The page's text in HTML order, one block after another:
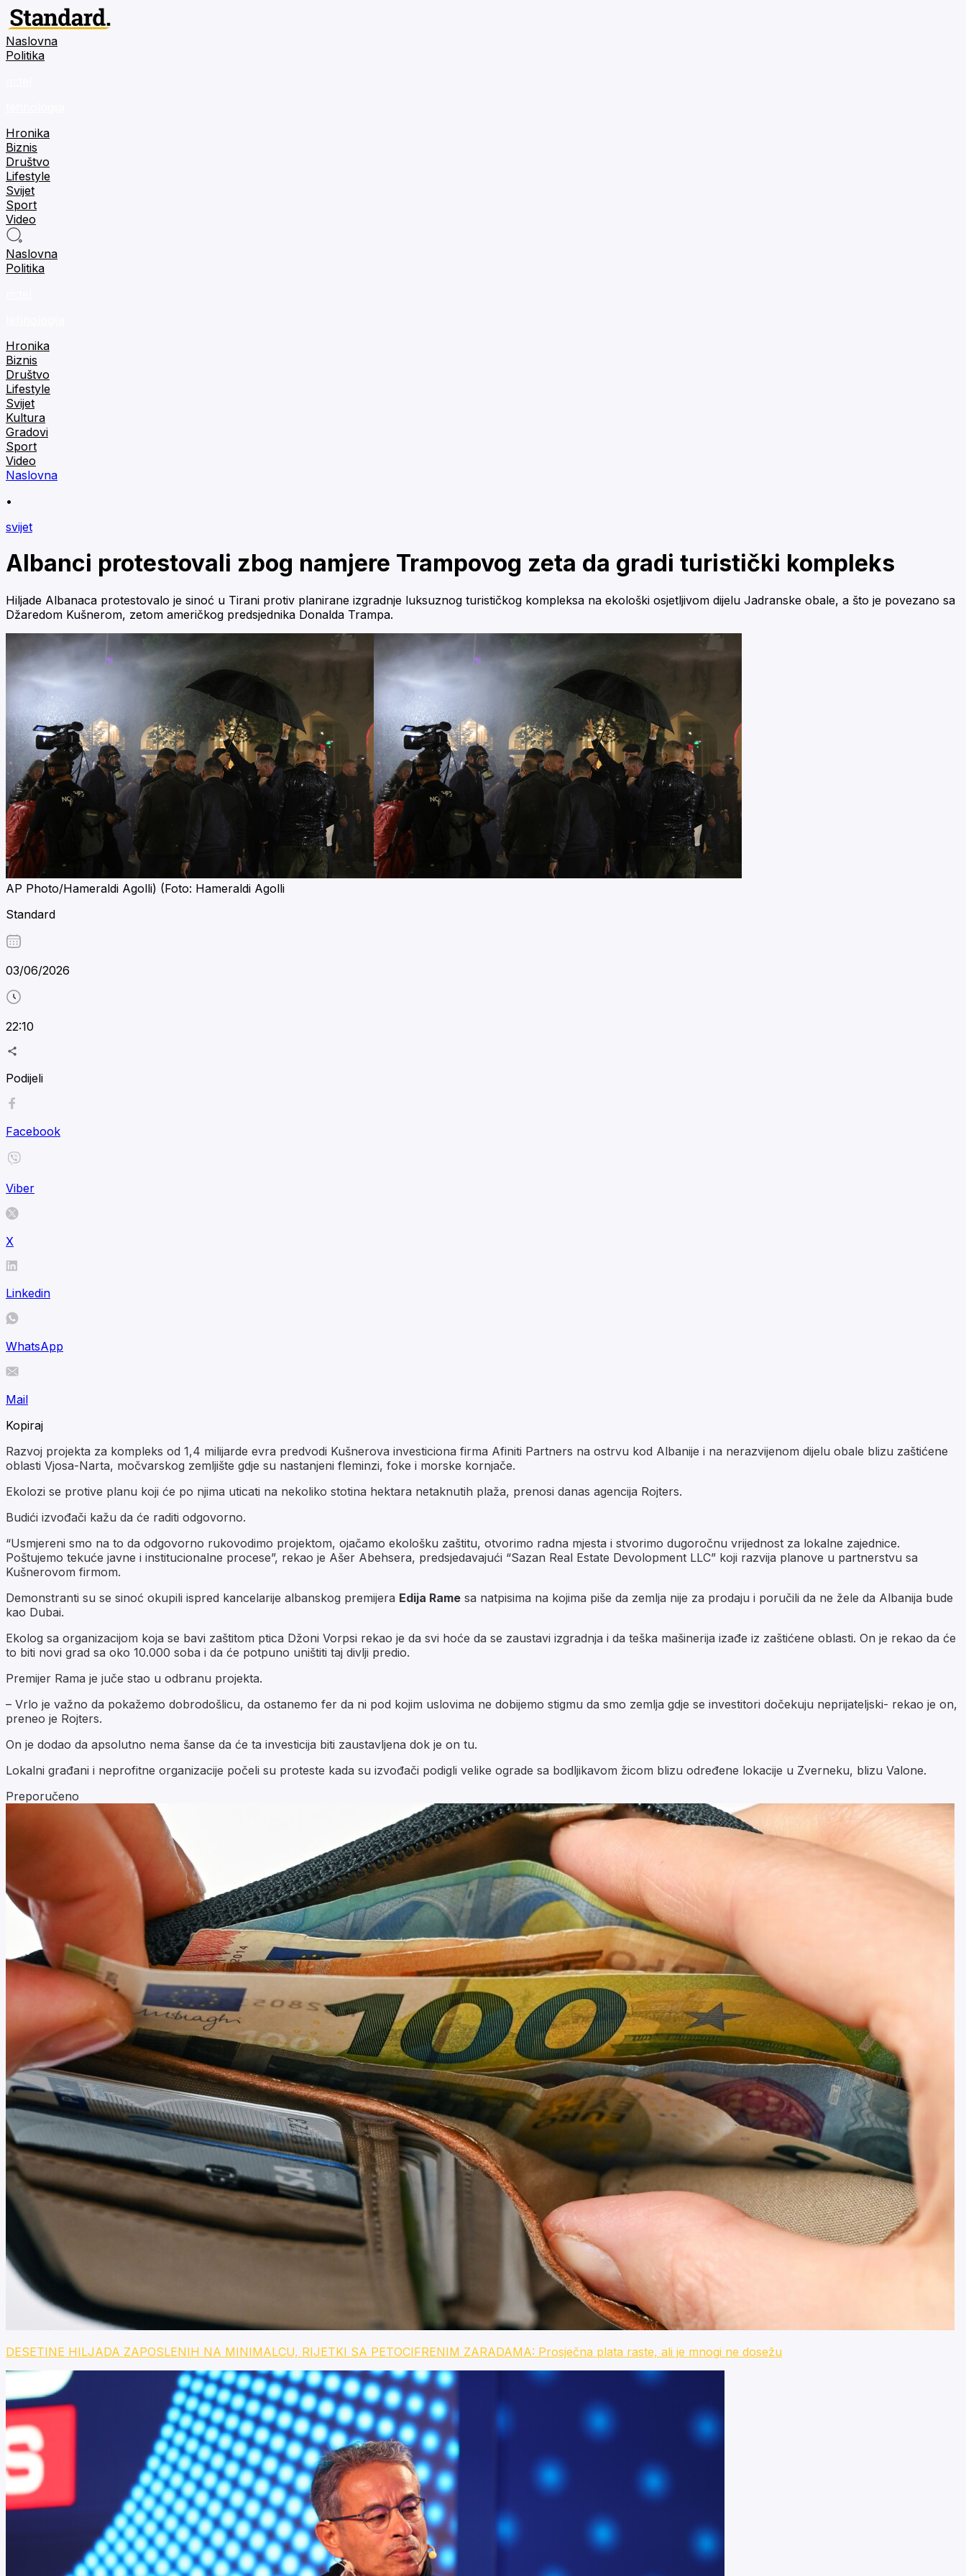
Naslovna
Politika
Hronika
Biznis
Društvo
Lifestyle
Svijet
Sport
Video
Naslovna
Politika
Hronika
Biznis
Društvo
Lifestyle
Svijet
Kultura
Gradovi
Sport
Video
Naslovna
•
svijet
Albanci protestovali zbog namjere Trampovog zeta da gradi turistički kompleks
Hiljade Albanaca protestovalo je sinoć u Tirani protiv planirane izgradnje luksuznog turističkog kompleksa na ekološki osjetljivom dijelu Jadranske obale, a što je povezano sa
Džaredom Kušnerom, zetom američkog predsjednika Donalda Trampa.
AP Photo/Hameraldi Agolli) (Foto: Hameraldi Agolli
Standard
03/06/2026
22:10
Podijeli
Facebook
Viber
X
Linkedin
WhatsApp
Mail
Kopiraj
Razvoj projekta za kompleks od 1,4 milijarde evra predvodi Kušnerova investiciona firma Afiniti Partners na ostrvu kod Albanije i na nerazvijenom dijelu obale blizu zaštićene
oblasti Vjosa-Narta, močvarskog zemljište gdje su nastanjeni fleminzi, foke i morske kornjače.
Ekolozi se protive planu koji će po njima uticati na nekoliko stotina hektara netaknutih plaža, prenosi danas agencija Rojters.
Budići izvođači kažu da će raditi odgovorno.
“Usmjereni smo na to da odgovorno rukovodimo projektom, ojačamo ekološku zaštitu, otvorimo radna mjesta i stvorimo dugoročnu vrijednost za lokalne zajednice.
Poštujemo tekuće javne i institucionalne procese”, rekao je Ašer Abehsera, predsjedavajući “Sazan Real Estate Devolopment LLC” koji razvija planove u partnerstvu sa
Kušnerovom firmom.
Demonstranti su se sinoć okupili ispred kancelarije albanskog premijera Edija Rame sa natpisima na kojima piše da zemlja nije za prodaju i poručili da ne žele da Albanija bude
kao Dubai.
Ekolog sa organizacijom koja se bavi zaštitom ptica Džoni Vorpsi rekao je da svi hoće da se zaustavi izgradnja i da teška mašinerija izađe iz zaštićene oblasti. On je rekao da će
to biti novi grad sa oko 10.000 soba i da će potpuno uništiti taj divlji predio.
Premijer Rama je juče stao u odbranu projekta.
– Vrlo je važno da pokažemo dobrodošlicu, da ostanemo fer da ni pod kojim uslovima ne dobijemo stigmu da smo zemlja gdje se investitori dočekuju neprijateljski- rekao je on,
preneo je Rojters.
On je dodao da apsolutno nema šanse da će ta investicija biti zaustavljena dok je on tu.
Lokalni građani i neprofitne organizacije počeli su proteste kada su izvođači podigli velike ograde sa bodljikavom žicom blizu određene lokacije u Zverneku, blizu Valone.
Preporučeno
DESETINE HILJADA ZAPOSLENIH NA MINIMALCU, RIJETKI SA PETOCIFRENIM ZARADAMA: Prosječna plata raste, ali je mnogi ne dosežu